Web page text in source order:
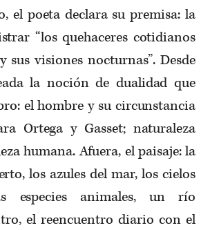
el poeta declara su premisa: la
“los quehaceres cotidianos
sus visiones nocturnas”. Desde
la noción de dualidad que
el hombre y su circunstancia
Ortega y Gasset; naturaleza
humana. Afuera, el paisaje: la
los azules del mar, los cielos
especies animales, un río
el reencuentro diario con el